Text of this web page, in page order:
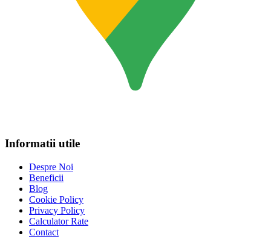
Informatii utile
Despre Noi
Beneficii
Blog
Cookie Policy
Privacy Policy
Calculator Rate
Contact